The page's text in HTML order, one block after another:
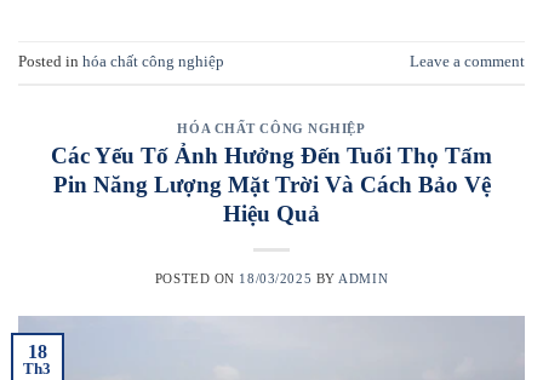
Posted in hóa chất công nghiệp Leave a comment
HÓA CHẤT CÔNG NGHIỆP
Các Yếu Tố Ảnh Hưởng Đến Tuổi Thọ Tấm
Pin Năng Lượng Mặt Trời Và Cách Bảo Vệ
Hiệu Quả
POSTED ON 18/03/2025 BY ADMIN
18
Th3